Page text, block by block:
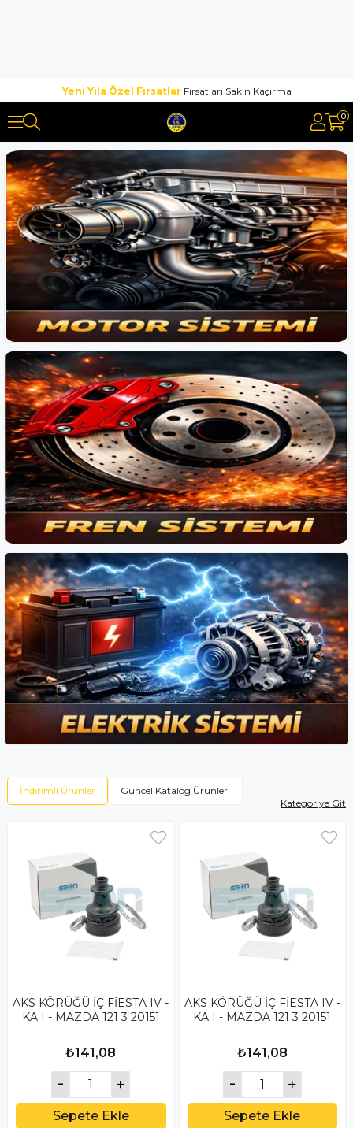
Yeni Yıla Özel Fırsatlar Fırsatları Sakın Kaçırma
0
İndirimli Ürünler Güncel Katalog Ürünleri
AKS KÖRÜĞÜ İÇ FİESTA IV -
KA I - MAZDA 121 3 20151
₺141,08
Sepete Ekle
AKS KÖRÜĞÜ İÇ FİESTA IV -
KA I - MAZDA 121 3 20151
₺141,08
Sepete Ekle
Kategoriye Git